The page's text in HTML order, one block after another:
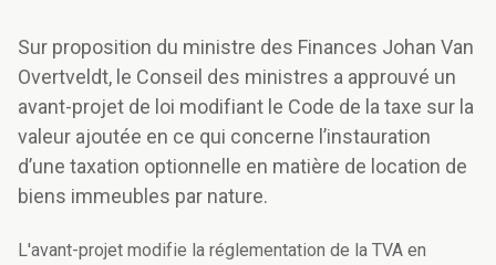
Sur proposition du ministre des Finances Johan Van
Overtveldt, le Conseil des ministres a approuvé un
avant-projet de loi modifiant le Code de la taxe sur la
valeur ajoutée en ce qui concerne l’instauration
d’une taxation optionnelle en matière de location de
biens immeubles par nature.
L'avant-projet modifie la réglementation de la TVA en